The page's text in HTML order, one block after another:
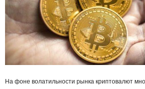
На фоне волатильности рынка криптовалют